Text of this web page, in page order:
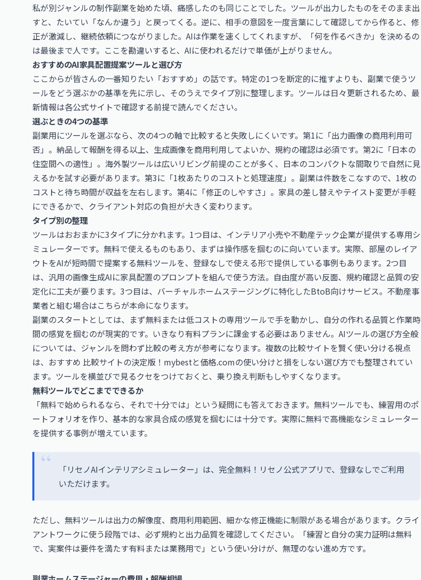
私が別ジャンルの制作副業を始めた頃、痛感したのも同じことでした。ツールが出力したものをそのまま出
すと、たいてい「なんか違う」と戻ってくる。逆に、相手の意図を一度言葉にして確認してから作ると、修
正が激減し、継続依頼につながりました。AIは作業を速くしてくれますが、「何を作るべきか」を決めるの
は最後まで人です。ここを勘違いすると、AIに使われるだけで単価が上がりません。
おすすめのAI家具配置提案ツールと選び方
ここからが皆さんの一番知りたい「おすすめ」の話です。特定の1つを断定的に推すよりも、副業で使うツ
ールをどう選ぶかの基準を先に示し、そのうえでタイプ別に整理します。ツールは日々更新されるため、最
新情報は各公式サイトで確認する前提で読んでください。
選ぶときの4つの基準
副業用にツールを選ぶなら、次の4つの軸で比較すると失敗しにくいです。第1に「出力画像の商用利用可
否」。納品して報酬を得る以上、生成画像を商用利用してよいか、規約の確認は必須です。第2に「日本の
住空間への適性」。海外製ツールは広いリビング前提のことが多く、日本のコンパクトな間取りで自然に見
えるかを試す必要があります。第3に「1枚あたりのコストと処理速度」。副業は件数をこなすので、1枚の
コストと待ち時間が収益を左右します。第4に「修正のしやすさ」。家具の差し替えやテイスト変更が手軽
にできるかで、クライアント対応の負担が大きく変わります。
タイプ別の整理
ツールはおおまかに3タイプに分かれます。1つ目は、インテリア小売や不動産テック企業が提供する専用シ
ミュレーターです。無料で使えるものもあり、まずは操作感を掴むのに向いています。実際、部屋のレイア
ウトをAIが短時間で提案する無料ツールを、登録なしで使える形で提供している事例もあります。2つ目
は、汎用の画像生成AIに家具配置のプロンプトを組んで使う方法。自由度が高い反面、規約確認と品質の安
定化に工夫が要ります。3つ目は、バーチャルホームステージングに特化したBtoB向けサービス。不動産事
業者と組む場合はこちらが本命になります。
副業のスタートとしては、まず無料または低コストの専用ツールで手を動かし、自分の作れる品質と作業時
間の感覚を掴むのが現実的です。いきなり有料プランに課金する必要はありません。AIツールの選び方全般
については、ジャンルを問わず比較の考え方が参考になります。複数の比較サイトを賢く使い分ける視点
は、 おすすめ 比較サイトの決定版！mybestと価格.comの使い分けと損をしない選び方でも整理されてい
ます。ツールを横並びで見るクセをつけておくと、乗り換え判断もしやすくなります。
無料ツールでどこまでできるか
「無料で始められるなら、それで十分では」という疑問にも答えておきます。無料ツールでも、練習用のポ
ートフォリオを作り、基本的な家具合成の感覚を掴むには十分です。実際に無料で高機能なシミュレーター
を提供する事例が増えています。
「リセノAIインテリアシミュレーター」は、完全無料！リセノ公式アプリで、登録なしでご利用
いただけます。
ただし、無料ツールは出力の解像度、商用利用範囲、細かな修正機能に制限がある場合があります。クライ
アントワークに使う段階では、必ず規約と出力品質を確認してください。「練習と自分の実力証明は無料
で、実案件は要件を満たす有料または業務用で」という使い分けが、無理のない進め方です。